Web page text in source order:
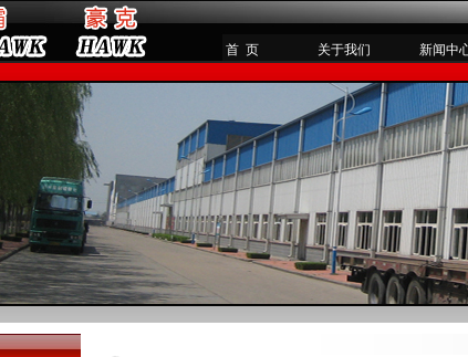
首 页 关于我们 新闻中